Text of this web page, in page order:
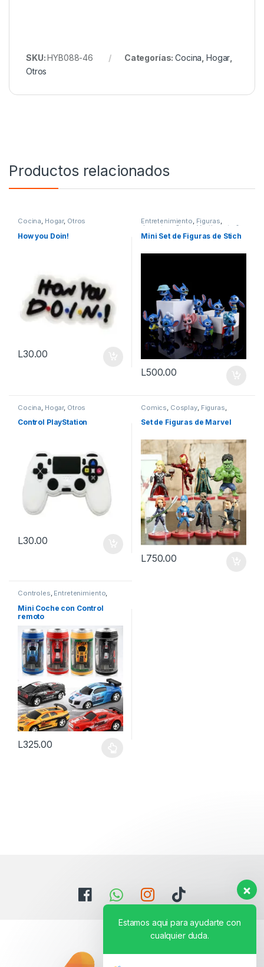
SKU:HYB088-46 Categorías:Cocina ,Hogar
Otros
Productos relacionados
Cocina, Hogar, Otros
How you Doin!
L30.00
Entretenimiento, Figuras,
Juguetes Otros Vestimenta &
Moda
Mini Set de Figuras de Stich
L500.00
Cocina Hogar, Otros
Control PlayStation
L30.00
Comics Cosplay, Figuras
Geek & Otaku ,Otros
Set de Figuras de Marvel
L750.00
Controles, Entretenimiento,
Mini Coche con Control
remoto
L325.00
Estamos aqui para ayudarte con
cualquier duda.